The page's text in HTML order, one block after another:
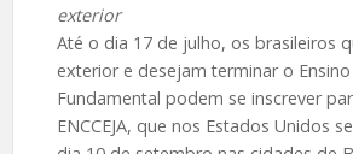
exterior
Até o dia 17 de julho, os brasileiros
exterior e desejam terminar o
Fundamental podem se inscrever
ENCCEJA, que nos Estados Unidos